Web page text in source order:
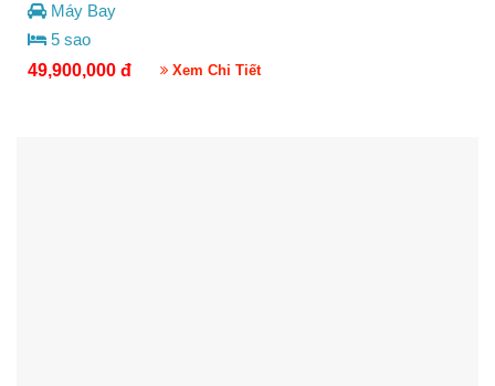
Máy Bay
5 sao
49,900,000đ Xem Chi Tiết